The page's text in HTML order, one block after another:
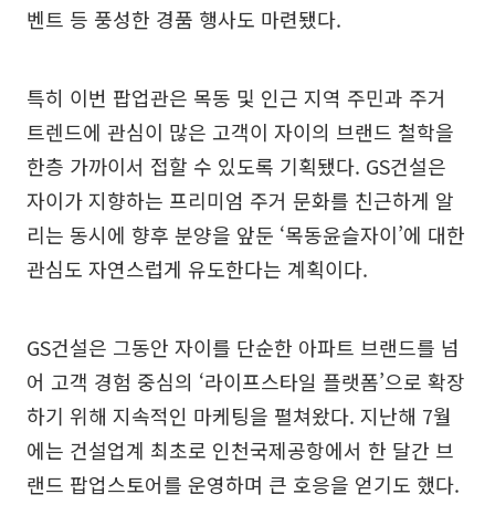
벤트 등 풍성한 경품 행사도 마련됐다.
특히 이번 팝업관은 목동 및 인근 지역 주민과 주거
트렌드에 관심이 많은 고객이 자이의 브랜드 철학을
한층 가까이서 접할 수 있도록 기획됐다. GS건설은
자이가 지향하는 프리미엄 주거 문화를 친근하게 알
리는 동시에 향후 분양을 앞둔 ‘목동윤슬자이’에 대한
관심도 자연스럽게 유도한다는 계획이다.
GS건설은 그동안 자이를 단순한 아파트 브랜드를 넘
어 고객 경험 중심의 ‘라이프스타일 플랫폼’으로 확장
하기 위해 지속적인 마케팅을 펼쳐왔다. 지난해 7월
에는 건설업계 최초로 인천국제공항에서 한 달간 브
랜드 팝업스토어를 운영하며 큰 호응을 얻기도 했다.